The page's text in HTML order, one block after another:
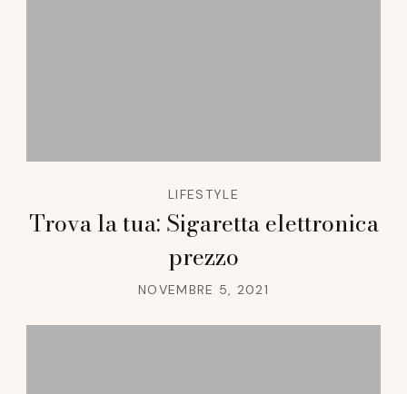
LIFESTYLE
Trova la tua: Sigaretta elettronica
prezzo
NOVEMBRE 5, 2021